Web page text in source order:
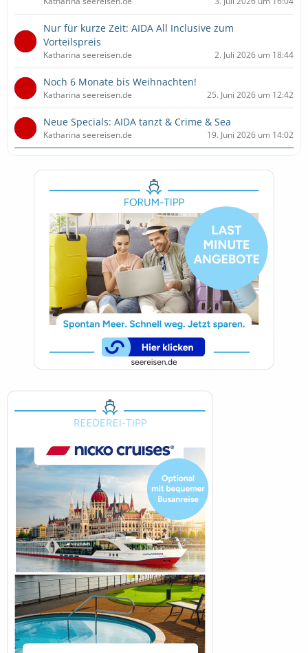
Nur für kurze Zeit: AIDA All Inclusive zum
Vorteilspreis
Katharina seereisen.de 2. Juli 2026 um 18:44
Noch 6 Monate bis Weihnachten!
Katharina seereisen.de 25. Juni 2026 um 12:42
Neue Specials: AIDA tanzt & Crime & Sea
Katharina seereisen.de 19. Juni 2026 um 14:02